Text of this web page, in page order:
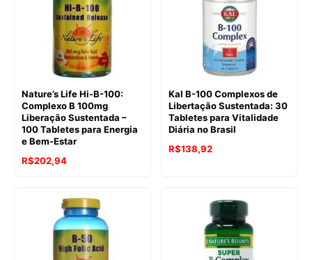
Nature’s Life Hi-B-100:
Complexo B 100mg
Liberação Sustentada –
100 Tabletes para Energia
e Bem-Estar
R$202,94
Kal B-100 Complexos de
Libertação Sustentada: 30
Tabletes para Vitalidade
Diária no Brasil
R$138,92